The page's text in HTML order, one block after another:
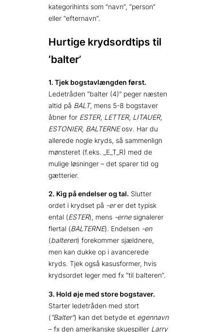
kategorihints som “navn”, “person”
eller “efternavn”.
Hurtige krydsordtips til
‘balter’
1. Tjek bogstavlængden først.
Ledetråden “balter (4)” peger næsten
altid på BALT, mens 5-8 bogstaver
åbner for ESTER, LETTER, LITAUER,
ESTONIER, BALTERNEosv. Har du
allerede nogle kryds, så sammenlign
mønsteret (f.eks. _E_T_R) med de
mulige løsninger – det sparer tid og
gætterier.
2. Kig på endelser og tal. Slutter
ordet i krydset på -erer det typisk
ental (ESTER), mens -ernesignalerer
flertal (BALTERNE). Endelsen -en
(balteren) forekommer sjældnere,
men kan dukke op i avancerede
kryds. Tjek også kasus­former, hvis
krydsordet leger med fx “til balteren”.
3. Hold øje med store bogstaver.
Starter ledetråden med stort
(“Balter”) kan det betyde et egennavn
– fx den amerikanske skuespiller Larry